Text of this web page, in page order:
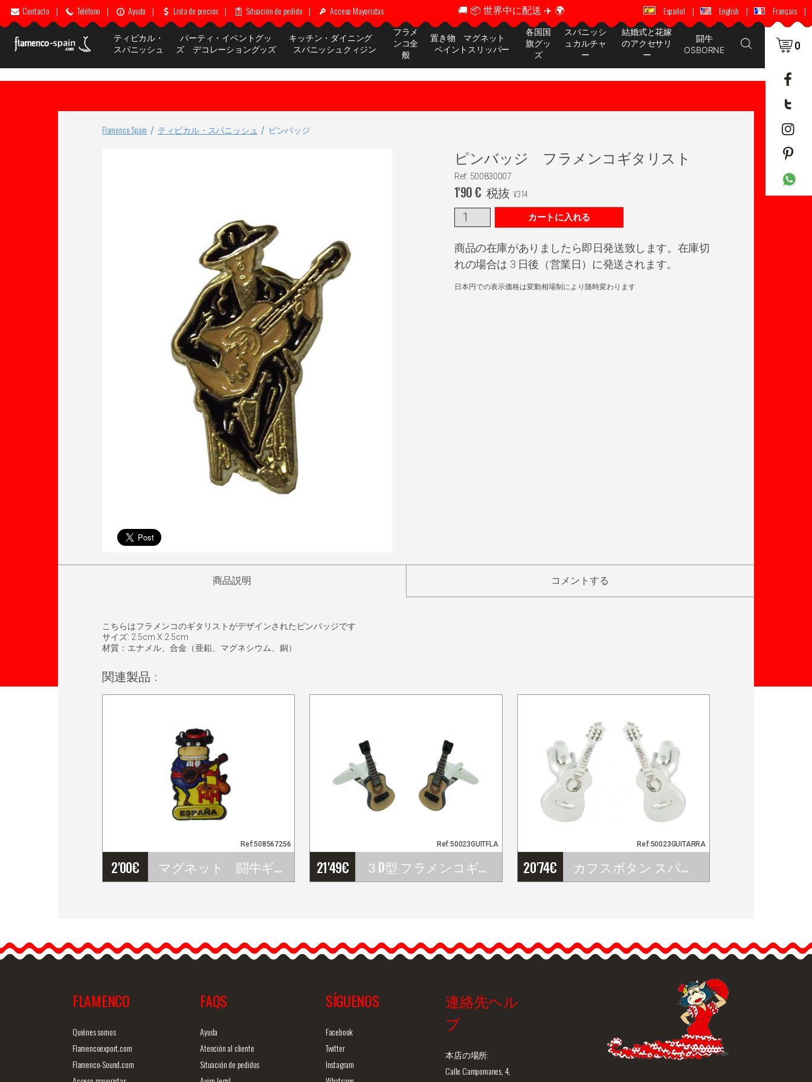
Contacto | Teléfono | Ayuda | Lista de precios | Situación de pedido | Acceso Mayoristas 🚚 📦 世界中に配送 ✈️ 🌍 🚚 📦 世界中に配送 ✈️ 🌍
Español | English | Français |
ティピカル・
スパニッシュ
パーティ・イベントグッ
ズ デコレーショングッズ
キッチン・ダイニング
スパニッシュクィジン
フラメ
ンコ全
般
置き物 マグネット
ペイントスリッパー
各国国
旗グッ
ズ
スパニッシ
ュカルチャ
ー
結婚式と花嫁
のアクセサリ
ー
闘牛
OSBORNE
0
Flamenco Spain ティピカル・スパニッシュ ピンバッジ
ピンバッジ フラメンコギタリスト
Ref: 500830007
1'90€ 税抜 ¥314
カートに入れる
商品の在庫がありましたら即日発送致します。在庫切
れの場合は 3 日後（営業日）に発送されます。
日本円での表示価格は変動相場制により随時変わります
商品説明 コメントする
こちらはフラメンコのギタリストがデザインされたピンバッジです
サイズ: 2.5cm X 2.5cm
材質：エナメル、合金（亜鉛、マグネシウム、銅）
関連製品 :
2'00€ マグネット 闘牛ギタリスト
Ref:508567256
闘牛士がデザインされた
ユニークなマグネットで
21'49€ ３D型 フラメンコギタ－ カフスボタン
Ref:50023GUITFLA
クイックビュー
20'74€ カフスボタン スパニッシュ・ギタ－ 3D
Ref:50023GUITARRA
こちらはクラシック・ギ
タ－の形をしたカフスボ
スペインの伝統的音楽が
好きな方にはとてもお勧
クイックビュー
FLAMENCO
Quiénes somos
Flamencoexport.com
Flamenco-Sound.com
FAQS
Ayuda
Atención al cliente
Situación de pedidos
SÍGUENOS
Facebook
Twitter
Instagram
連絡先ヘル
プ
本店の場所:
Calle Campomanes, 4,